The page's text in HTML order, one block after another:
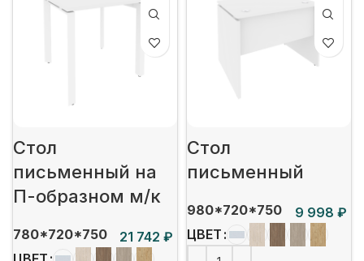
Стол
письменный на
П-образном м/к
780*720*750
₽
Стол
письменный
980*720*750
₽
ЦВЕТ